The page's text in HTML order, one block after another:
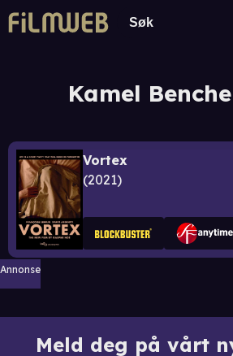
Kamel
Vortex
2021
Annonse
Meld deg på vårt